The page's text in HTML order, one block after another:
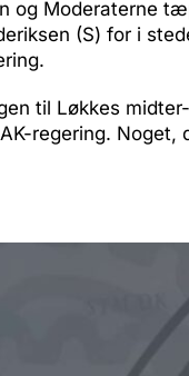
og Moderaterne
(S) for i
til Løkkes
regering. Noget,